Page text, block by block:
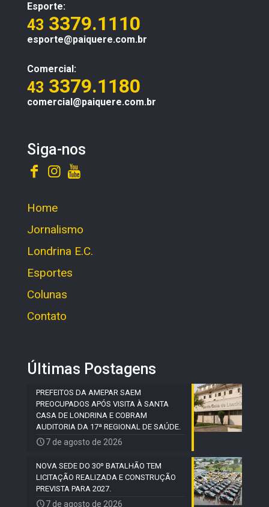
Esporte:
43 3379.1110
esporte@paiquere.com.br
Comercial:
43 3379.1180
comercial@paiquere.com.br
Siga-nos
Home
Jornalismo
Londrina E.C.
Esportes
Colunas
Contato
Últimas Postagens
PREFEITOS DA AMEPAR SAEM
PREOCUPADOS APÓS VISITA À SANTA
CASA DE LONDRINA E COBRAM
AUDITORIA DA 17ª REGIONAL DE SAÚDE.
7 de agosto de 2026
NOVA SEDE DO 30º BATALHÃO TEM
LICITAÇÃO REALIZADA E CONSTRUÇÃO
PREVISTA PARA 2027.
7 de agosto de 2026